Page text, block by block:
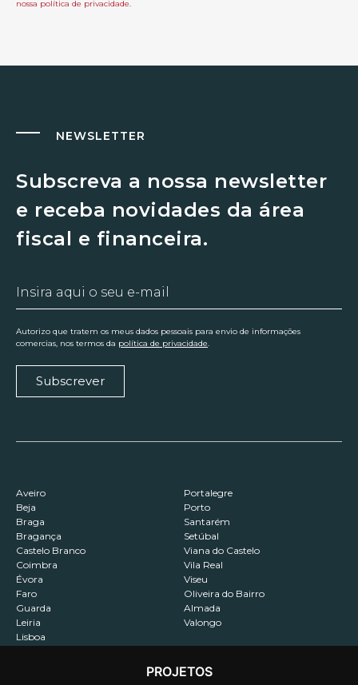
nossa política de privacidade.
NEWSLETTER
Subscreva a nossa newsletter
e receba novidades da área
fiscal e financeira.
Autorizo que tratem os meus dados pessoais para envio de informações
comercias, nos termos da política de privacidade.
Subscrever
Aveiro
Beja
Braga
Bragança
Castelo Branco
Coimbra
Évora
Faro
Guarda
Leiria
Lisboa
Portalegre
Porto
Santarém
Setúbal
Viana do Castelo
Vila Real
Viseu
Oliveira do Bairro
Almada
Valongo
PROJETOS